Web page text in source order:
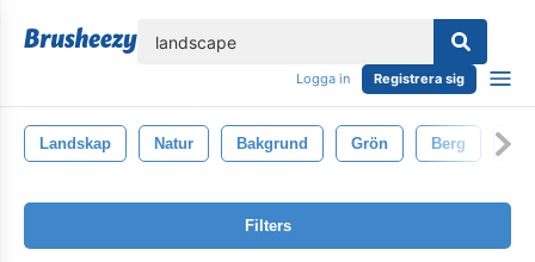
Logga in Registrera sig
Landskap Natur Bakgrund Grön Berg
Filters